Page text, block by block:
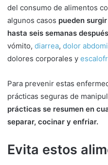
del consumo de alimentos
algunos casos pueden
hasta seis semanas
vómito, diarrea, dolor
dolores corporales y
Para prevenir estas
prácticas seguras de
prácticas se resumen en
separar, cocinar y enfriar.
Evita estos